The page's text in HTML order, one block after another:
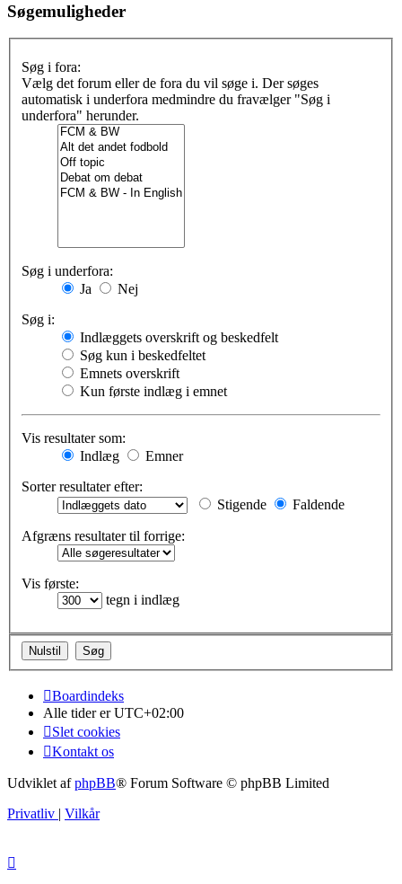
Søgemuligheder
Søg i fora:
Vælg det forum eller de fora du vil søge i. Der søges
automatisk i underfora medmindre du fravælger "Søg i
underfora" herunder.
Søg i underfora:
Ja
Nej
Søg i:
Indlæggets overskrift og beskedfelt
Søg kun i beskedfeltet
Emnets overskrift
Kun første indlæg i emnet
Vis resultater som:
Indlæg
Emner
Sorter resultater efter:
Stigende
Faldende
Afgræns resultater til forrige:
Vis første:
tegn i indlæg
Boardindeks
Alle tider erUTC+02:00
Slet cookies
Kontakt os
Udviklet afphpBB® Forum Software © phpBB Limited
Privatliv | Vilkår